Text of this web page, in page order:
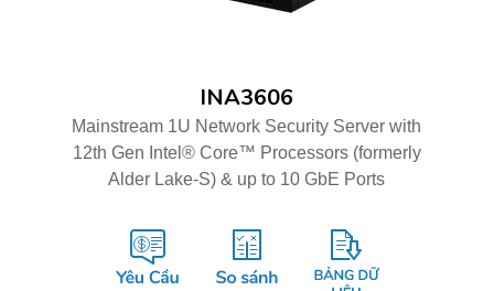
INA3606
Mainstream 1U Network Security Server with
12th Gen Intel® Core™ Processors (formerly
Alder Lake-S) & up to 10 GbE Ports